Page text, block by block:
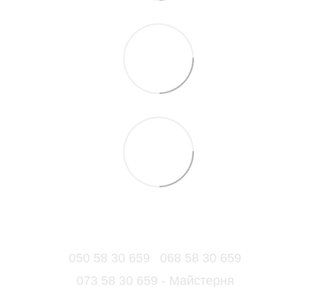
050 58 30 659
068 58 30 659
073 58 30 659 - Майстерня